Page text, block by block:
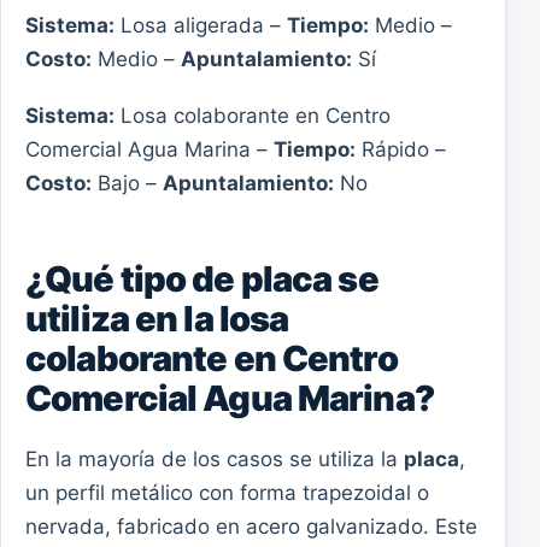
Sistema: Losa aligerada – Tiempo: Medio –
Costo: Medio – Apuntalamiento: Sí
Sistema: Losa colaborante en Centro
Comercial Agua Marina – Tiempo: Rápido –
Costo: Bajo – Apuntalamiento: No
¿Qué tipo de placa se
utiliza en la losa
colaborante en Centro
Comercial Agua Marina?
En la mayoría de los casos se utiliza la placa,
un perfil metálico con forma trapezoidal o
nervada, fabricado en acero galvanizado. Este